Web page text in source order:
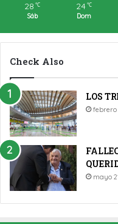
28 ℃
Sáb
24 ℃
Dom
Check Also
LOS
febrero
mayo